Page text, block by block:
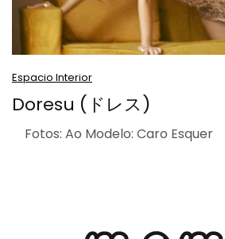
Espacio Interior
Doresu (ドレス)
Fotos: Ao Modelo: Caro Esquer